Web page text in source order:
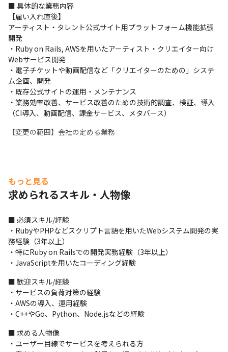
■ 具体的な業務内容
【雇い入れ直後】
アーティスト・タレント公式サイト用プラットフォーム機能拡張
開発
・Ruby on Rails, AWSを用いたアーティスト・クリエイター向け
Webサービス開発
・電子チケットや動画配信など「クリエイターのための」システ
ム企画、開発
・既存公式サイトの運用・メンテナンス
・業務効率改善、サービス改善のための技術的調査、検証、導入
（CI導入、動画配信、課金サービス、メタバース）
【変更の範囲】会社の定める業務
もっと見る
求められるスキル・人物像
■ 必須スキル/経験
・RubyやPHPなどスクリプト言語を用いたWebシステム開発の実
務経験（3年以上）
・特にRuby on Railsでの開発実務経験（3年以上）
・JavaScriptを用いたコーディング経験
■ 歓迎スキル/経験
・サービスの負荷対策の経験
・AWSの導入、運用経験
・C++やGo、Python、Node.jsなどの経験
■ 求める人物像
・ユーザー目線でサービスを考えられる方